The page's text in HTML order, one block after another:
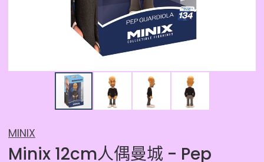
MINIX
Minix 12cm人偶曼城 - Pep